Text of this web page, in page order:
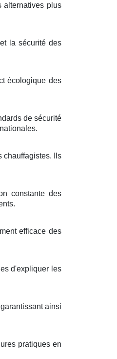
alternatives plus
la sécurité des
écologique des
de sécurité
chauffagistes. Ils
constante des
efficace des
d'expliquer les
ainsi
pratiques en